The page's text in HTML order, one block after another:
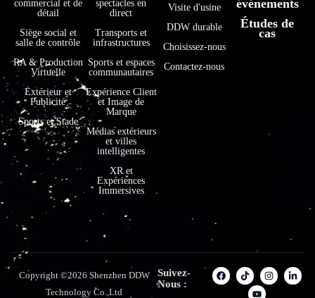
commercial et de
détail
Siège social et
salle de contrôle
RA & Production
Virtuelle
Extérieur et
Publicité
Sports et Stade
spectacles en
direct
Transports et
infrastructures
Sports et espaces
communautaires
Expérience Client
et Image de
Marque
Médias extérieurs
et villes
intelligentes
XR et
Expériences
Immersives
Visite d'usine
DDW durable
Choisissez-nous
Contactez-nous
événements
Études de
cas
Copyright ©2026 Shenzhen DDW
Technology Co.,Ltd
Suivez-
Nous :